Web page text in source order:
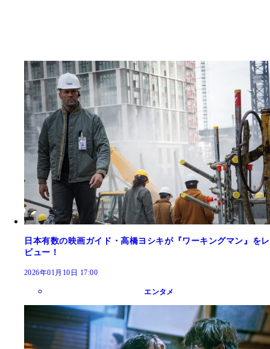
日本有数の映画ガイド・高橋ヨシキが『ワーキングマン』をレ
ビュー！
2026年01月10日 17:00
エンタメ